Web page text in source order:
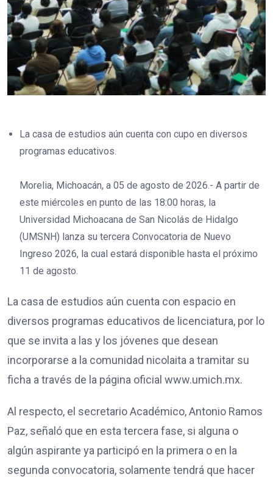
La casa de estudios aún cuenta con cupo en diversos
programas educativos.
Morelia, Michoacán, a 05 de agosto de 2026.- A partir de
este miércoles en punto de las 18:00 horas, la
Universidad Michoacana de San Nicolás de Hidalgo
(UMSNH) lanza su tercera Convocatoria de Nuevo
Ingreso 2026, la cual estará disponible hasta el próximo
11 de agosto.
La casa de estudios aún cuenta con espacio en
diversos programas educativos de licenciatura, por lo
que se invita a las y los jóvenes que desean
incorporarse a la comunidad nicolaita a tramitar su
ficha a través de la página oficial www.umich.mx.
Al respecto, el secretario Académico, Antonio Ramos
Paz, señaló que en esta tercera fase, si alguna o
algún aspirante ya participó en la primera o en la
segunda convocatoria, solamente tendrá que hacer